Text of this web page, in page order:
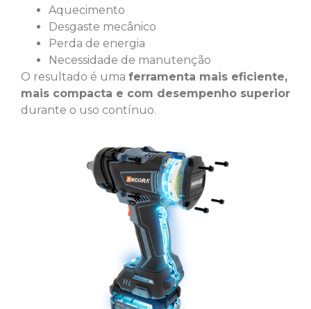
Aquecimento
Desgaste mecânico
Perda de energia
Necessidade de manutenção
O resultado é uma ferramenta mais eficiente,
mais compacta e com desempenho superior
durante o uso contínuo.